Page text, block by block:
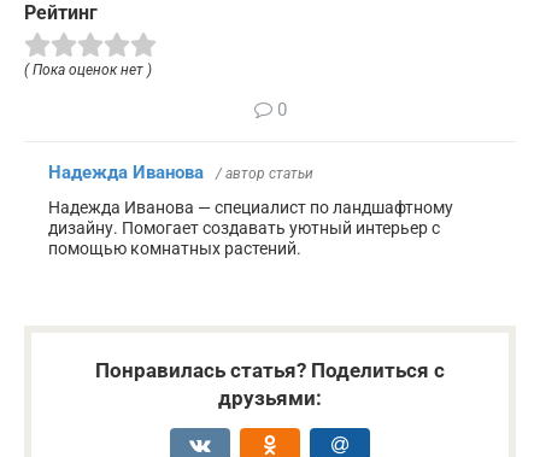
Рейтинг
( Пока оценок нет )
0
Надежда Иванова / автор статьи
Надежда Иванова — специалист по ландшафтному
дизайну. Помогает создавать уютный интерьер с
помощью комнатных растений.
Понравилась статья? Поделиться с
друзьями: